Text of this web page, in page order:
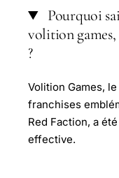
Pourquoi
volition
?
Volition Games,
franchises
Red Faction, a
effective.